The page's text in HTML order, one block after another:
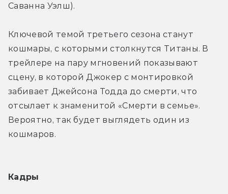
Саванна Уэлш).
Ключевой темой третьего сезона станут
кошмары, с которыми столкнутся Титаны. В
трейлере на пару мгновений показывают
сцену, в которой Джокер с монтировкой
забивает Джейсона Тодда до смерти, что
отсылает к знаменитой «Смерти в семье».
Вероятно, так будет выглядеть один из
кошмаров.
Кадры